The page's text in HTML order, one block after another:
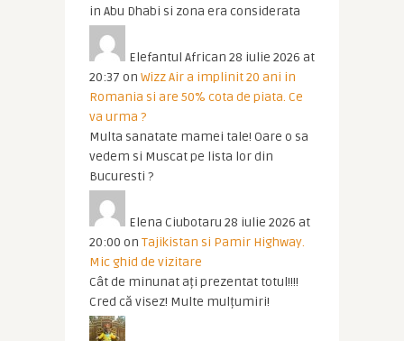
in Abu Dhabi si zona era considerata
Elefantul African 28 iulie 2026 at
20:37 on Wizz Air a implinit 20 ani in
Romania si are 50% cota de piata. Ce
va urma ?
Multa sanatate mamei tale! Oare o sa
vedem si Muscat pe lista lor din
Bucuresti ?
Elena Ciubotaru 28 iulie 2026 at
20:00 on Tajikistan si Pamir Highway.
Mic ghid de vizitare
Cât de minunat ați prezentat totul!!!!
Cred că visez! Multe mulțumiri!